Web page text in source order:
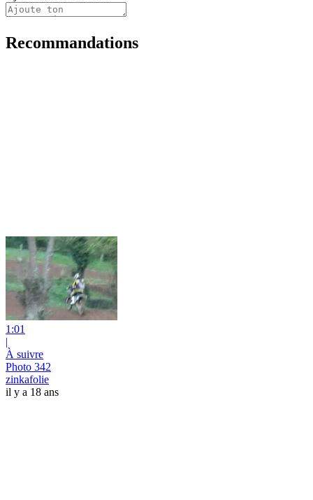
Recommandations
1:01
|
À suivre
Photo 342
zinkafolie
il y a 18 ans